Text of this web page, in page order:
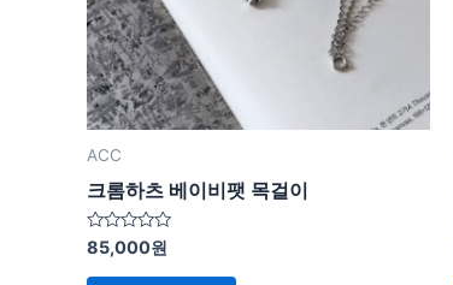
ACC
크롬하츠 베이비팻 목걸이
5
중
에
85,000원